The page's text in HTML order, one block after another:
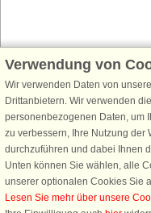
Schließen Sie sich 100.000
Erhalten Sie einen
Ferienhausurlaub - melden
an. Verpassen Sie nie wieder
Urlaubstipps!
Verwendung von
Wir verwenden Daten von
Drittanbietern. Wir verwenden
personenbezogenen Daten, um
zu verbessern, Ihre Nutzung der
durchzuführen und dabei Ihnen
Unten können Sie wählen, alle
unserer optionalen Cookies Sie
Lesen Sie mehr über unsere